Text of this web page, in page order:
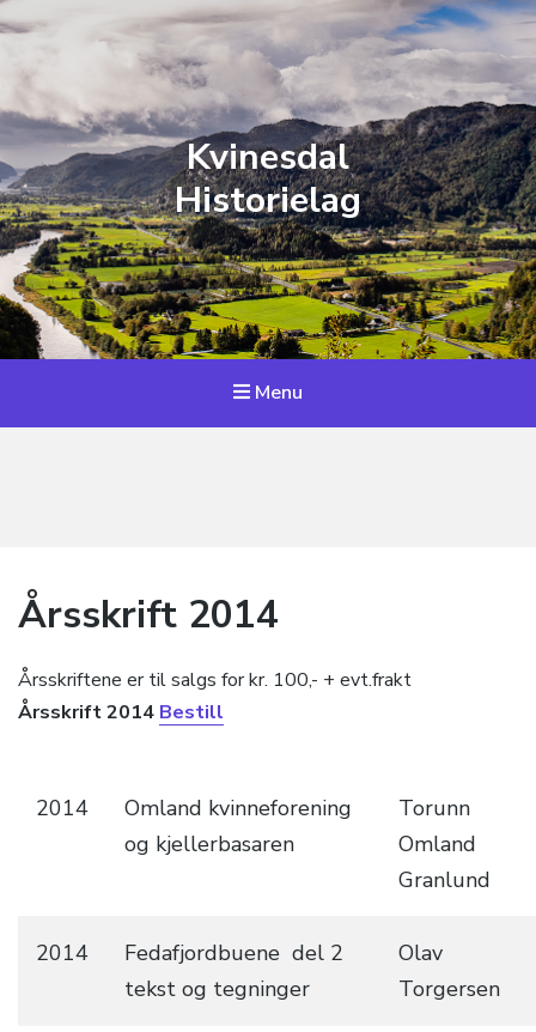
Kvinesdal
Historielag
Menu
Årsskrift 2014
Årsskriftene er til salgs for kr. 100,- + evt.frakt
Årsskrift 2014 Bestill
2014
Omland kvinneforening
og kjellerbasaren
Torunn
Omland
Granlund
2014
Fedafjordbuene del 2
tekst og tegninger
Olav
Torgersen